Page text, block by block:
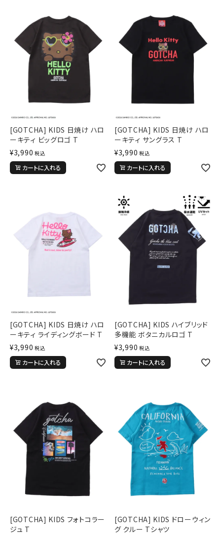
[GOTCHA] KIDS 日焼け ハロ
ーキティ ビッグロゴ T
¥3,990 税込
カートに入れる
[GOTCHA] KIDS 日焼け ハロ
ーキティ サングラス T
¥3,990 税込
カートに入れる
[GOTCHA] KIDS 日焼け ハロ
ーキティ ライディングボード T
¥3,990 税込
カートに入れる
[GOTCHA] KIDS ハイブリッド
多機能 ボタニカルロゴ T
¥3,990 税込
カートに入れる
[GOTCHA] KIDS フォトコラー
ジュ T
[GOTCHA] KIDS ドローウィン
グ クルー Tシャツ